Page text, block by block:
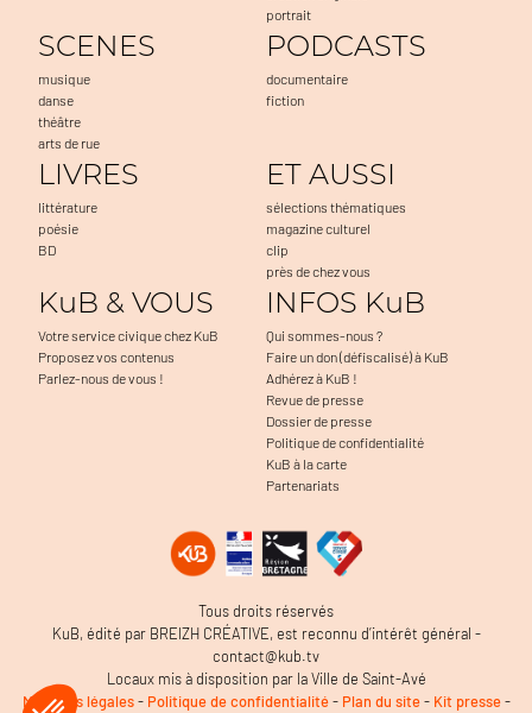
portrait
SCENES
musique
danse
théâtre
arts de rue
PODCASTS
documentaire
fiction
LIVRES
littérature
poésie
BD
ET AUSSI
sélections thématiques
magazine culturel
clip
près de chez vous
KuB & VOUS
Votre service civique chez KuB
Proposez vos contenus
Parlez-nous de vous !
INFOS KuB
Qui sommes-nous ?
Faire un don (défiscalisé) à KuB
Adhérez à KuB !
Revue de presse
Dossier de presse
Politique de confidentialité
KuB à la carte
Partenariats
Tous droits réservés
KuB, édité par BREIZH CRÉATIVE, est reconnu d’intérêt général -
contact@kub.tv
Locaux mis à disposition par la Ville de Saint-Avé
Mentions légales- Politique de confidentialité- Plan du site- Kit presse-